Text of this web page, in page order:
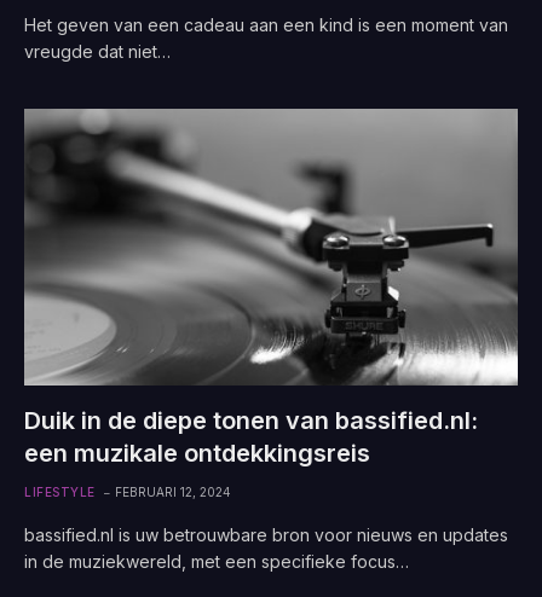
Het geven van een cadeau aan een kind is een moment van
vreugde dat niet…
Duik in de diepe tonen van bassified.nl:
een muzikale ontdekkingsreis
LIFESTYLE FEBRUARI 12, 2024
bassified.nl is uw betrouwbare bron voor nieuws en updates
in de muziekwereld, met een specifieke focus…